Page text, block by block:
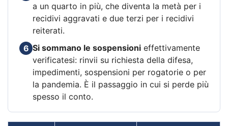
a un quarto in più, che diventa la metà per i
recidivi aggravati e due terzi per i recidivi
reiterati.
6 Si sommano le sospensioni effettivamente
verificatesi: rinvii su richiesta della difesa,
impedimenti, sospensioni per rogatorie o per
la pandemia. È il passaggio in cui si perde più
spesso il conto.